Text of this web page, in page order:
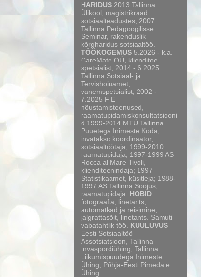
HARIDUS 2013 Tallinna
Ülikool, magistrikraad
sotsiaalteadustes; 2007
Tallinna Pedagoogilisse
Seminar, rakenduslik
kõrgharidus sotsiaaltöö.
TÖÖKOGEMUS 5.2026 - k.a.
CareMate OÜ, klienditoe
spetsialist; 2014 - 6.2025
Tallinna Sotsiaal- ja
Tervishoiuamet,
vanemspetsialist; 2002 -
7.2025 FIE
nõustamisteenused,
raamatupidamiskonsultatsiooni
d.1999-2014 MTÜ Tallinna
Puuetega Inimeste Koda,
invatakso koordinaator,
sotsiaaltöötaja, 1999-2010
raamatupidaja; 1997-1999 AS
Rocca al Mare Tivoli,
klienditeenindaja; 1997
Statistikaamet, küsitleja; 1988-
1997 AS Tallinna Soojus,
raamatupidaja. HOBID
fotograafia, linetants,
automatkad ja reisimine,
jalgrattasõit, linetants. Samuti
vabatahtlik töö. KUULUVUS
Eesti Sotsiaaltöö
Assotsiatsioon, Tallinna
Invaspordiühing, Tallinna
Liikumispuudega Inimeste
Ühing, Põhja-Eesti Pimedate
Ühing.